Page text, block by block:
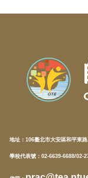
地址： 106臺北市大安區和平東
學校代表號：02-6639-6688/02-